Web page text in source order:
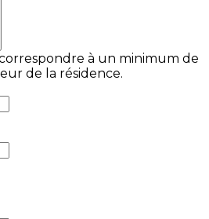
à un minimum de
de la résidence.